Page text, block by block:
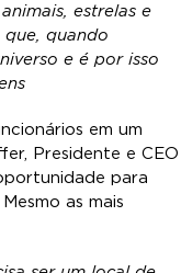
estrelas e
quando
e é por isso
em um
Presidente e CEO
para
as mais